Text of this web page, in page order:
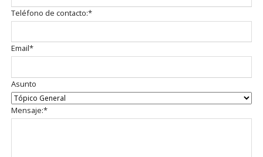
Campo
obligatorio
Teléfono de contacto:*
Campo
obligatorio
Email*
Asunto
Campo
obligatorio
Mensaje:*